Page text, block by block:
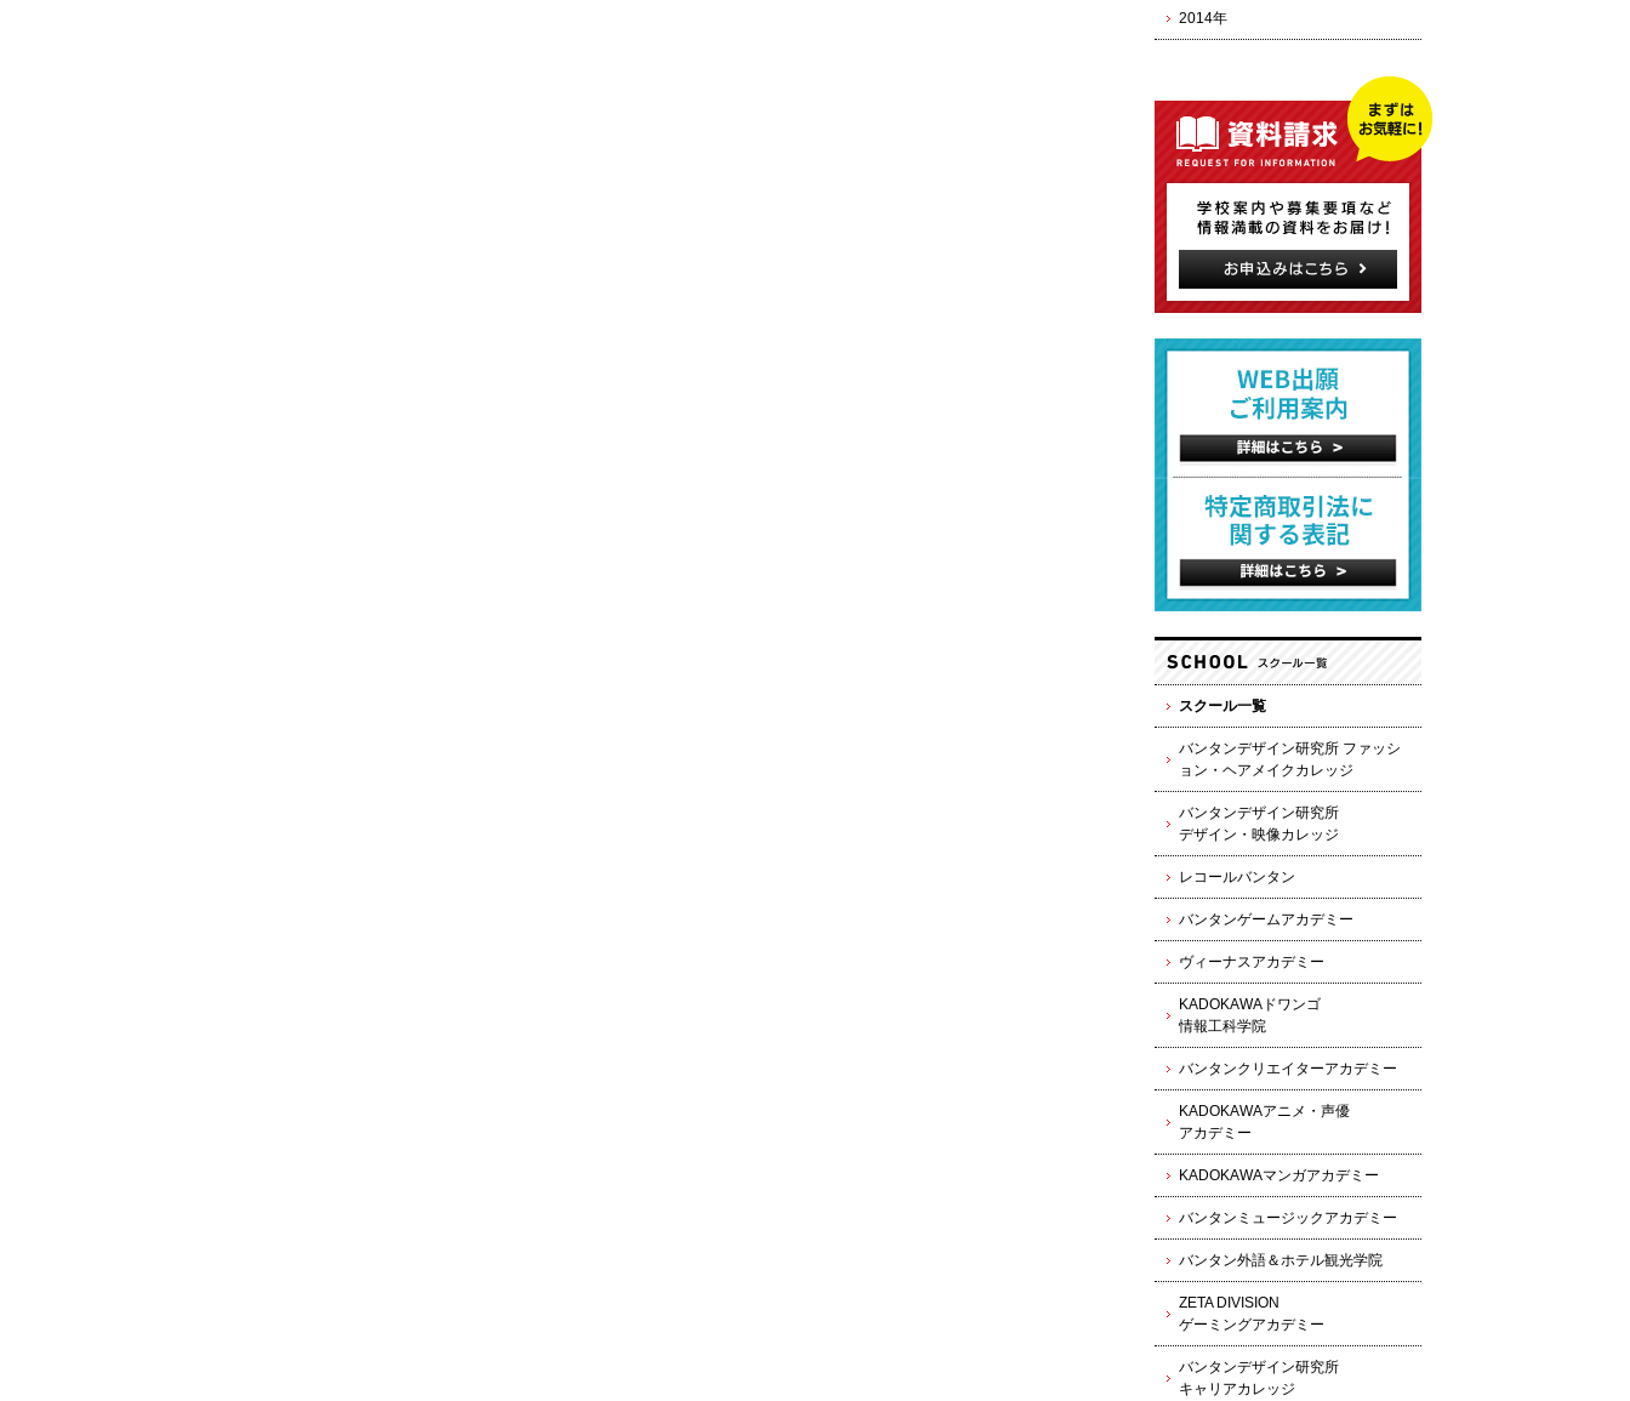
2014年
スクール一覧
バンタンデザイン研究所 ファッシ
ョン・ヘアメイクカレッジ
バンタンデザイン研究所
デザイン・映像カレッジ
レコールバンタン
バンタンゲームアカデミー
ヴィーナスアカデミー
KADOKAWAドワンゴ
情報工科学院
バンタンクリエイターアカデミー
KADOKAWAアニメ・声優
アカデミー
KADOKAWAマンガアカデミー
バンタンミュージックアカデミー
バンタン外語＆ホテル観光学院
ZETA DIVISION
ゲーミングアカデミー
バンタンデザイン研究所
キャリアカレッジ